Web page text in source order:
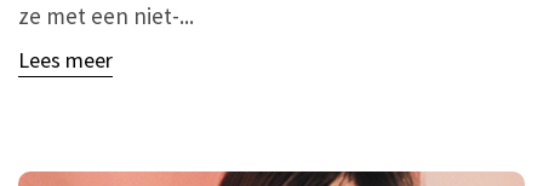
ze met een niet-...
Lees meer